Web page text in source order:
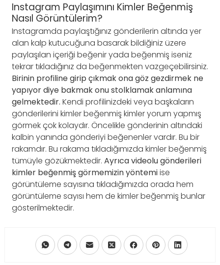
Instagram Paylaşımını Kimler Beğenmiş
Nasıl Görüntülerim?
Instagramda paylaştığınız gönderilerin altında yer
alan kalp kutucuğuna basarak bildiğiniz üzere
paylaşılan içeriği beğenir yada beğenmiş iseniz
tekrar tıkladığınız da beğenmekten vazgeçebilirsiniz.
Birinin profiline girip çıkmak ona göz gezdirmek ne
yapıyor diye bakmak onu stolklamak anlamına
gelmektedir. Kendi profilinizdeki veya başkaların
gönderilerini kimler beğenmiş kimler yorum yapmış
görmek çok kolaydır. Öncelikle gönderinin altındaki
kalbin yanında gönderiyi beğenenler vardır. Bu bir
rakamdır. Bu rakama tıkladığımızda kimler beğenmiş
tümüyle gözükmektedir. Ayrıca videolu gönderileri
kimler beğenmiş görmemizin yöntemiise
görüntüleme sayısına tıkladığımızda orada hem
görüntüleme sayısı hem de kimler beğenmiş bunlar
gösterilmektedir.